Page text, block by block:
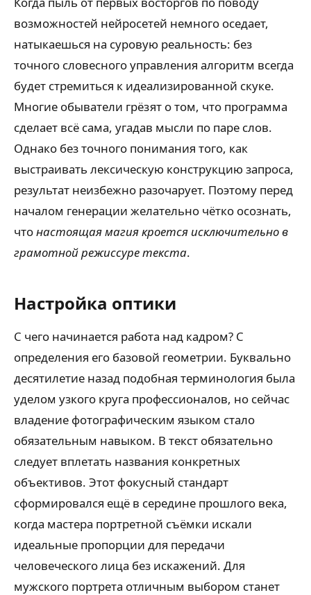
возможностей нейросетей немного оседает,
натыкаешься на суровую реальность: без
точного словесного управления алгоритм всегда
будет стремиться к идеализированной скуке.
Многие обыватели грёзят о том, что программа
сделает всё сама, угадав мысли по паре слов.
Однако без точного понимания того, как
выстраивать лексическую конструкцию запроса,
результат неизбежно разочарует. Поэтому перед
началом генерации желательно чётко осознать,
чтонастоящая магия кроется исключительно в
грамотной режиссуре текста.
Настройка оптики
С чего начинается работа над кадром? С
определения его базовой геометрии. Буквально
десятилетие назад подобная терминология была
уделом узкого круга профессионалов, но сейчас
владение фотографическим языком стало
обязательным навыком. В текст обязательно
следует вплетать названия конкретных
объективов. Этот фокусный стандарт
сформировался ещё в середине прошлого века,
когда мастера портретной съёмки искали
идеальные пропорции для передачи
человеческого лица без искажений. Для
мужского портрета отличным выбором станет